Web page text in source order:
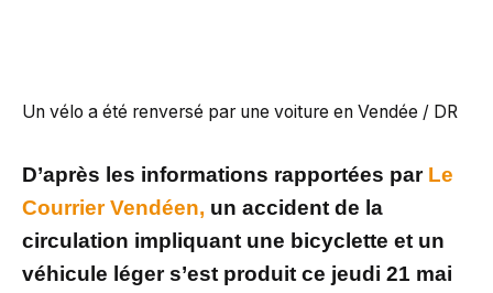
Un vélo a été renversé par une voiture en Vendée / DR
D’après les informations rapportées par Le
Courrier Vendéen, un accident de la
circulation impliquant une bicyclette et un
véhicule léger s’est produit ce jeudi 21 mai